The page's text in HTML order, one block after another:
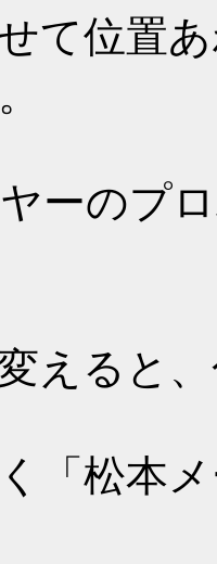
て位置
ーのプ
えると
「松本メ